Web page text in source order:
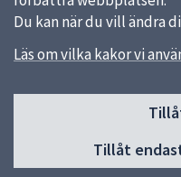
Du kan när du vill ändra
Läs om vilka kakor vi
Tillåt